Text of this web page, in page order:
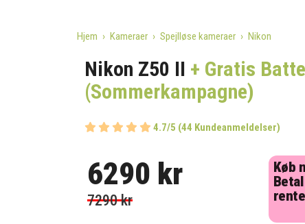
Hjem Kameraer Spejlløse kameraer Nikon
Nikon Z50 II + Gratis
(Sommerkampagne)
4.7/5 (44 Kundeanmeldelser)
6290 kr
7290 kr
Køb